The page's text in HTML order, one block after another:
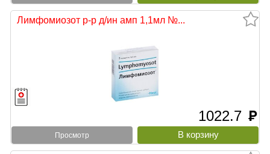
Лимфомиозот р-р д/ин амп 1,1мл №...
1022.7 руб
Просмотр